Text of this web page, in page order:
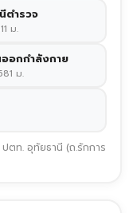
ตำรวจ
ม.
ออกกำลังกาย
ม.
ตท. อุทัยธานี (ถ.รักการ